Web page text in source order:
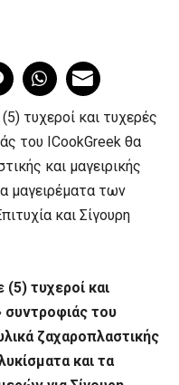
τυχεροί και τυχερές
του ICookGreek θα
και μαγειρικής
μαγειρέματα των
και Σίγουρη
(5) τυχεροί και
συντροφιάς του
ζαχαροπλαστικής
και τα